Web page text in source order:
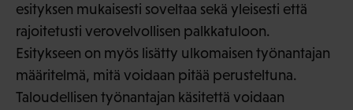
esityksen mukaisesti soveltaa sekä yleisesti että
rajoitetusti verovelvollisen palkkatuloon.
Esitykseen on myös lisätty ulkomaisen työnantajan
määritelmä, mitä voidaan pitää perusteltuna.
Taloudellisen työnantajan käsitettä voidaan